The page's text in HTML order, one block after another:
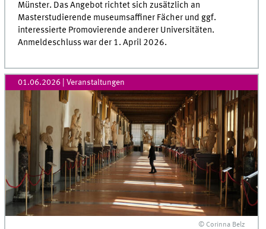
Münster. Das Angebot richtet sich zusätzlich an
Masterstudierende museumsaffiner Fächer und ggf.
interessierte Promovierende anderer Universitäten.
Anmeldeschluss war der 1. April 2026.
01.06.2026 | Veranstaltungen
© Corinna Belz